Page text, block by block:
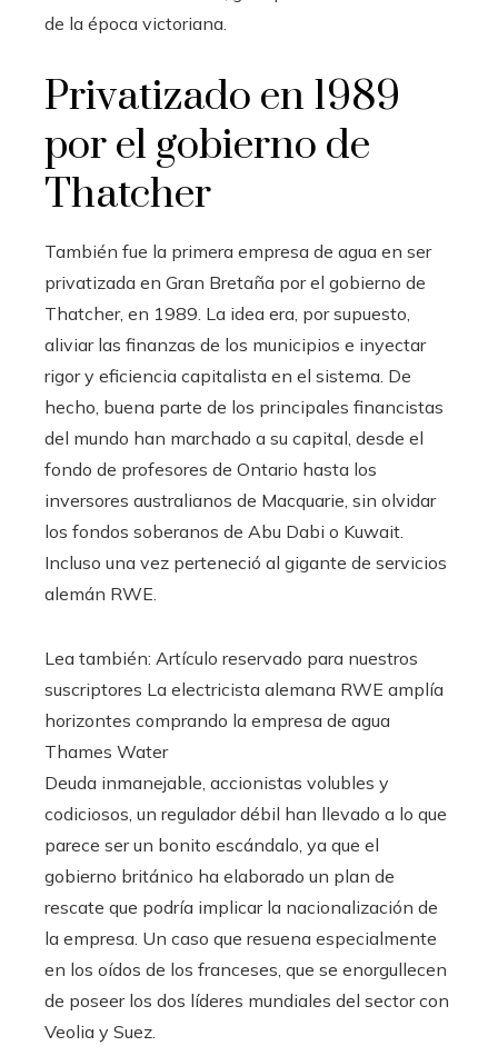
de la época victoriana.
Privatizado en 1989
por el gobierno de
Thatcher
También fue la primera empresa de agua en ser
privatizada en Gran Bretaña por el gobierno de
Thatcher, en 1989. La idea era, por supuesto,
aliviar las finanzas de los municipios e inyectar
rigor y eficiencia capitalista en el sistema. De
hecho, buena parte de los principales financistas
del mundo han marchado a su capital, desde el
fondo de profesores de Ontario hasta los
inversores australianos de Macquarie, sin olvidar
los fondos soberanos de Abu Dabi o Kuwait.
Incluso una vez perteneció al gigante de servicios
alemán RWE.
Lea también: Artículo reservado para nuestros
suscriptores La electricista alemana RWE amplía
horizontes comprando la empresa de agua
Thames Water
Deuda inmanejable, accionistas volubles y
codiciosos, un regulador débil han llevado a lo que
parece ser un bonito escándalo, ya que el
gobierno británico ha elaborado un plan de
rescate que podría implicar la nacionalización de
la empresa. Un caso que resuena especialmente
en los oídos de los franceses, que se enorgullecen
de poseer los dos líderes mundiales del sector con
Veolia y Suez.